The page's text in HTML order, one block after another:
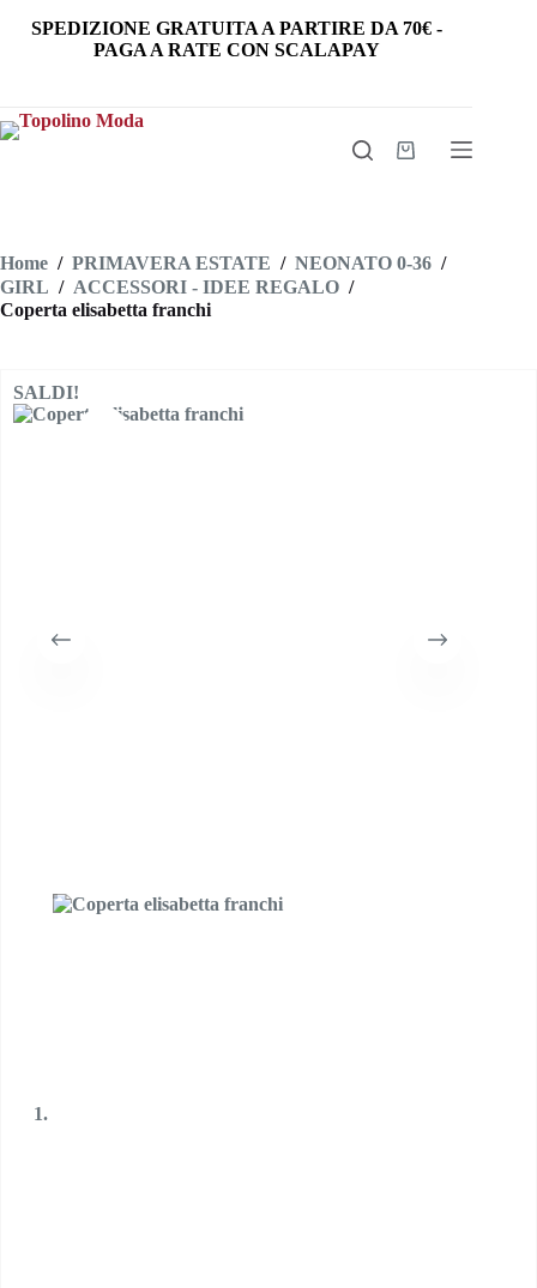
SPEDIZIONE GRATUITA A PARTIRE DA 70€ -
PAGA A RATE CON SCALAPAY
Carrello
Home / PRIMAVERA ESTATE / NEONATO 0-36 /
GIRL / ACCESSORI - IDEE REGALO /
Coperta elisabetta franchi
SALDI!